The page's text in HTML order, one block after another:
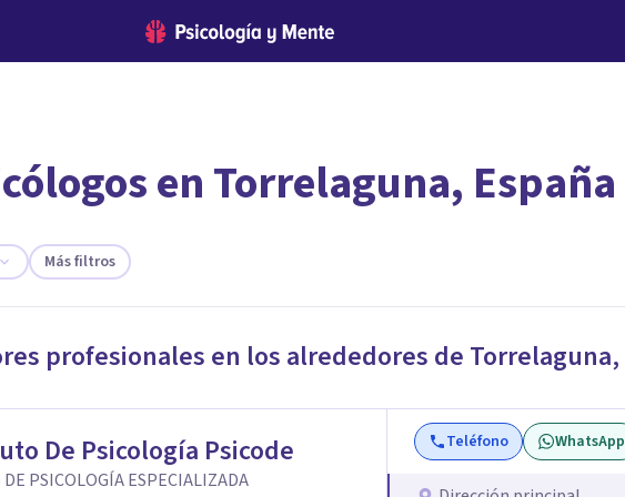
el psicólogo adecuado?
en Torrelaguna, España
Más filtros
profesionales en los alrededores de Torrelaguna,
De Psicología Psicode
DE PSICOLOGÍA ESPECIALIZADA
Teléfono WhatsApp